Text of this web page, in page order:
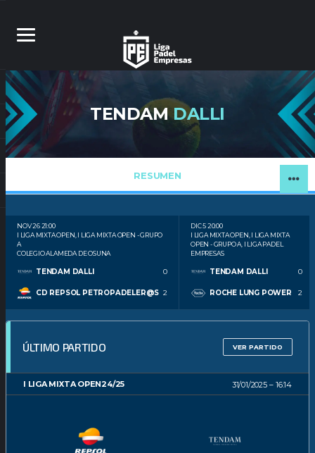
TENDAMDALLI
RESUMEN
NOV 2621:00
I LIGA MIXTA OPEN, I LIGA MIXTA OPEN - GRUPO
A
COLEGIO ALAMEDA DE OSUNA
TENDAM DALLI 0
CD REPSOL PETROPADELER@S 2
DIC 520:00
I LIGA MIXTA OPEN, I LIGA MIXTA
OPEN - GRUPO A, I LIGA PADEL
EMPRESAS
TENDAM DALLI 0
ROCHE LUNG POWER 2
ÚLTIMO PARTIDO VER PARTIDO
I LIGA MIXTA OPEN24/25 31/01/2025 16:14